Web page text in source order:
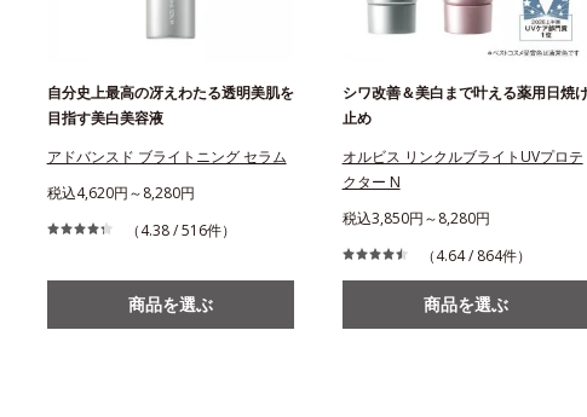
自分史上最高の冴えわたる透明美肌を
目指す美白美容液
アドバンスド ブライトニング セラム
税込4,620円～8,280円
（4.38 / 516件）
商品を選ぶ
シワ改善＆美白まで叶える薬用日焼
止め
オルビス リンクルブライトUVプロテ
クター N
税込3,850円～8,280円
（4.64 / 864件）
商品を選ぶ